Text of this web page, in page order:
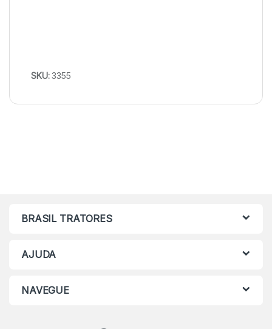
SKU:3355
BRASIL TRATORES
AJUDA
NAVEGUE